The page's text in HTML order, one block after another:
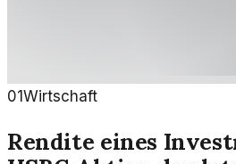
01Wirtschaft
Rendite eines